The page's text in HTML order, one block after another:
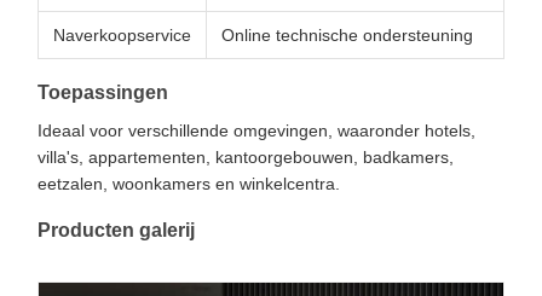
Naverkoopservice Online technische ondersteuning
Toepassingen
Ideaal voor verschillende omgevingen, waaronder hotels,
villa's, appartementen, kantoorgebouwen, badkamers,
eetzalen, woonkamers en winkelcentra.
Producten galerij